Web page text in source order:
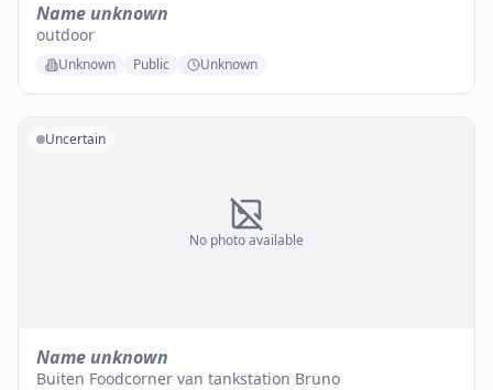
Name unknown
outdoor
Unknown Public Unknown
No photo available
Uncertain
Name unknown
Buiten Foodcorner van tankstation Bruno